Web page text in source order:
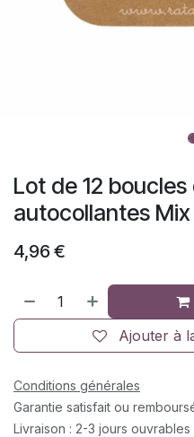
Lot de 12 boucles
autocollantes
4,96 €
Ajouter à
Conditions générales
Garantie satisfait ou
Livraison : 2-3 jours ouvrables